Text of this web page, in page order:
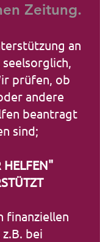
Zeitung.
an
prüfen, ob
andere
beantragt
sind;
HELFEN"
finanziellen
bei